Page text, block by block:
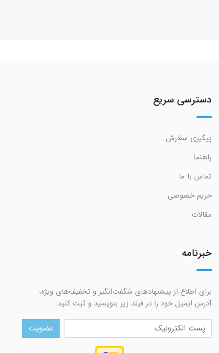
دسترسی سریع
پیگیری سفارش
راهنما
تماس با ما
حریم خصوصی
مقالات
خبرنامه
برای اطلاع از پیشنهادهای شگفت‌انگیز و تخفیف‌های ویژه،
آدرس ایمیل خود را در فیلد زیر بنویسید و ثبت کنید.
عضویت